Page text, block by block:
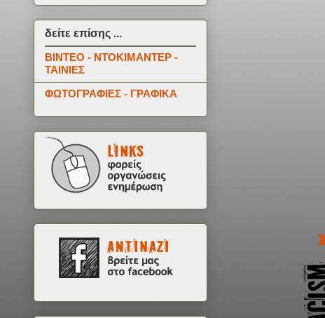
δείτε επίσης ...
ΒΙΝΤΕΟ - ΝΤΟΚΙΜΑΝΤΕΡ -
ΤΑΙΝΙΕΣ
ΦΩΤΟΓΡΑΦΙΕΣ - ΓΡΑΦΙΚΑ